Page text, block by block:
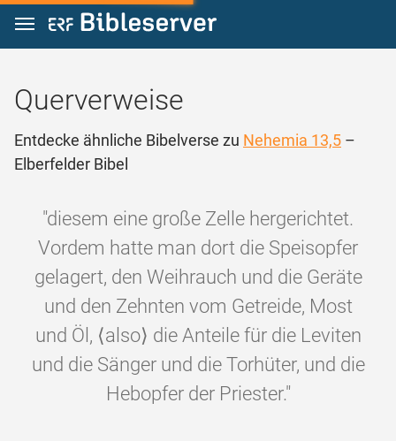
Zum Inhalt springen
Querverweise
Entdecke ähnliche Bibelverse zu Nehemia 13,5 –
Elberfelder Bibel
"diesem eine große Zelle hergerichtet.
Vordem hatte man dort die Speisopfer
gelagert, den Weihrauch und die Geräte
und den Zehnten vom Getreide, Most
und Öl, ⟨also⟩ die Anteile für die Leviten
und die Sänger und die Torhüter, und die
Hebopfer der Priester."